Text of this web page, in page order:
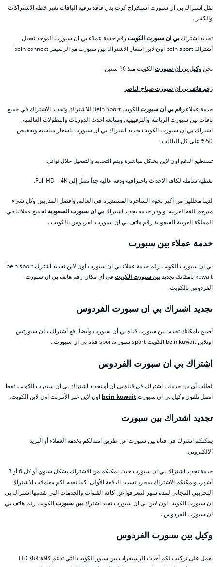
نقل اشتراك بي ان سبورت استخراج كرت بدل فاقد ترقية الباقات تغير خطة الاشتراكات
والكثير .
تجديد اشتراكبي ان سبورت الكويت رقم خدمة عملاء بي ان سبورت الموحد تفعيل
أشتراك bein sport اون لاين اسعار الاشتراك بين سبورت مع الرسيفر bein connect
نحنوكيل بي ان سبورتالكويت منذ 10 سنين.
رقم هاتف بي ان سبورت صباح الناصر
خدمة عملاء رقم بي ان سبورت
الكويت Bein Sport للاشتراك وتجديد الاشتراك في جميع
باقات بين سبورت الرياضة والترفيهية, ومتابعة احدث الدوريات والبطولات العالمية,
اشتراك بي ان سبورت الكويت تجديد اشتراك بي ان سبورت باسعار مناسبة وتخفيض
50% على كل الباقات.
تستطيع الدفع اون لاين بشكل مباشرة ويتم التجديد والتفعيل خلال ثواني.
تغطية شاملة لكافة الاحداث باحترافية ودقة عالية جداً تصل إلى Full HD – 4K.
لدينا محللين من أكبر نجوم الساحرة المستديرة في العالم, وافضل المدربين وكل شيء
مترجم للغة العربيه. ونوفر خدمة تجديد اشتراكبي ان سبورت السعودية لجميع عملائنا في
المملكة العربية السعودية رقم هاتف بي ان سبورت الفردوس بالكويت .
خدمة عملاء بين سبورت
بي ان سبورت الكويت رقم خدمة عملاء بي ان سبورت اون لاين تجديد اشترك bein sport
kuwait بامكانك تجديد
بين سبورت الكويت في أي مكان رقم هاتف بي ان سبورت
الفردوس بالكويت .
تجديد اشتراك بي ان سبورت الفردوس
أصبح بامكانك تجديد بين سبورت قناة بي أن سبورت وأيضا دفع أشتراك ببان سبورتس
اونلاين bein kuwait الكويت sport سبور sports قناة بي ان سبورت .
اشتراك بي ان سبورت الفردوس
لطلب أي من خدمات اشتراك في قناة بى ان أو تجديد اشتراك بي ان سبورت الكويت فقط
اتصل تلفون وكيل بي ان سبورتbein kuwait اون لاين عبر الأنترنت اون لاين الكويت.
تجديد اشتراك بين سبورت
يمكنكم اشترك في قناة بين سبورت عن طريق اتصالكم بخدمة العملاء أو البريد
الالكتروني.
خدمة تجديد اشتراك بي ان سبورت حيث يمكنكم من الاشتراك بشكل سنوي أو كل 6 أو 3
أشهر، ويمكنكم الاشتراك بمجرد تسديد الدفعة الأولى. كما نقدم لكم معاملات الاشتراك
التجريبي المجاني لمدة شهر لتتعرفوا عن كافة القنوات والخدمات التي نقدمها اشتراك بي
ان سبورت الكويت اون لاين بى ان سبورت تجيد اشتركبين سبورتالكويت رقم هاتف بي
ان سبورت الفردوس .
وكيل بين سبورت الفردوس
نعمل على تركيب لكم أحدث الرسيفرات بين سبور الكويت التي تدعم كافة قناة HD